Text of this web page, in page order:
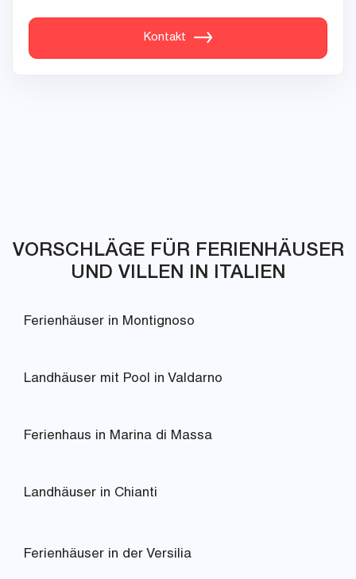
Kontakt
VORSCHLÄGE FÜR FERIENHÄUSER
UND VILLEN IN ITALIEN
Ferienhäuser in Montignoso
Landhäuser mit Pool in Valdarno
Ferienhaus in Marina di Massa
Landhäuser in Chianti
Ferienhäuser in der Versilia